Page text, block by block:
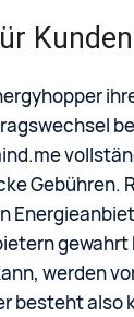
Gebühren.
werden
besteht also